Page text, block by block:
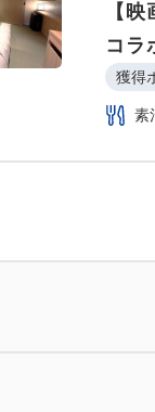
【
コラ
獲得
素